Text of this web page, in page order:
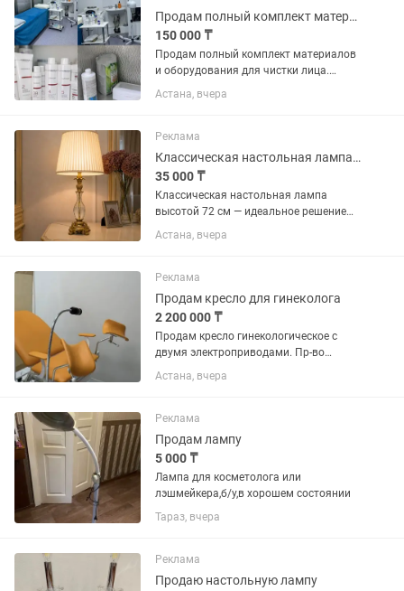
стаканов с...
Продам полный комплект материалов для чистки лица
150 000 ₸
Продам полный комплект материалов
и оборудования для чистки лица.
Отдам по себестоимости в связи с
переездом. В набор входит всё
сухожар — стерилизатор для...
Астана, вчера
Реклама
Классическая настольная лампа 72 см Премиум интерьер Элегантный дизайн
35 000 ₸
Классическая настольная лампа
высотой 72 см — идеальное решение
для стильного интерьера. ✔
Элегантный премиум-дизайн ✔
кабинета ✔ Создаёт мягкий
комфортный свет ✔...
Астана, вчера
Реклама
Продам кресло для гинеколога
2 200 000 ₸
Продам кресло гинекологическое с
двумя электроприводами. Пр-во
Россия, состояние идеальное. В
комплекте стул для врача, лампа,
Астана, вчера
Реклама
Продам лампу
5 000 ₸
Лампа для косметолога или
лэшмейкера,б/у,в хорошем состоянии
Тараз, вчера
Реклама
Продаю настольную лампу